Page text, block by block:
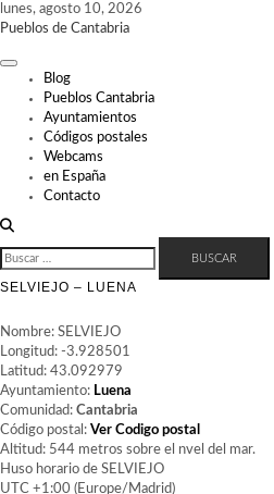
Skip
to
lunes, agosto 10, 2026
Pueblos de Cantabria
Blog
Pueblos Cantabria
Ayuntamientos
Códigos postales
Webcams
en España
Contacto
BUSCAR:
SELVIEJO – LUENA
Nombre: SELVIEJO
Longitud: -3.928501
Latitud: 43.092979
Ayuntamiento: Luena
Comunidad: Cantabria
Código postal: Ver Codigo postal
Altitud: 544 metros sobre el nvel del mar.
Huso horario de SELVIEJO
UTC +1:00 (Europe/Madrid)